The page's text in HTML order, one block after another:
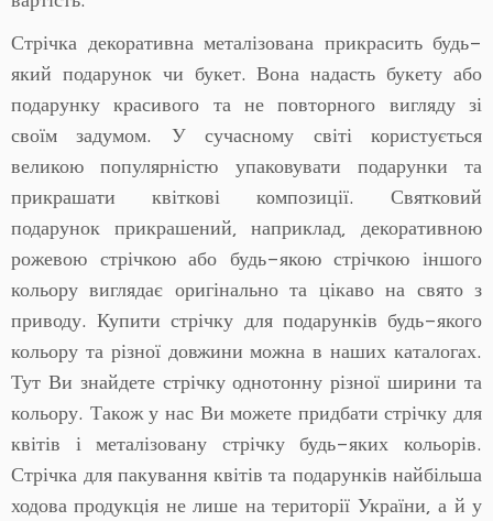
Стрічка декоративна металізована прикрасить будь-
який подарунок чи букет. Вона надасть букету або
подарунку красивого та не повторного вигляду зі
своїм задумом. У сучасному світі користується
великою популярністю упаковувати подарунки та
прикрашати квіткові композиції. Святковий
подарунок прикрашений, наприклад, декоративною
рожевою стрічкою або будь-якою стрічкою іншого
кольору виглядає оригінально та цікаво на свято з
приводу. Купити стрічку для подарунків будь-якого
кольору та різної довжини можна в наших каталогах.
Тут Ви знайдете стрічку однотонну різної ширини та
кольору. Також у нас Ви можете придбати стрічку для
квітів і металізовану стрічку будь-яких кольорів.
Стрічка для пакування квітів та подарунків найбільша
ходова продукція не лише на території України, а й у